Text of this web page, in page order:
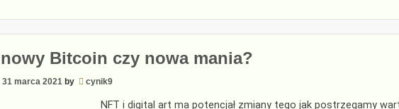
nowy Bitcoin czy nowa mania?
31 marca 2021by cynik9
NFT i digital art ma potencjał zmiany tego jak postrzegamy